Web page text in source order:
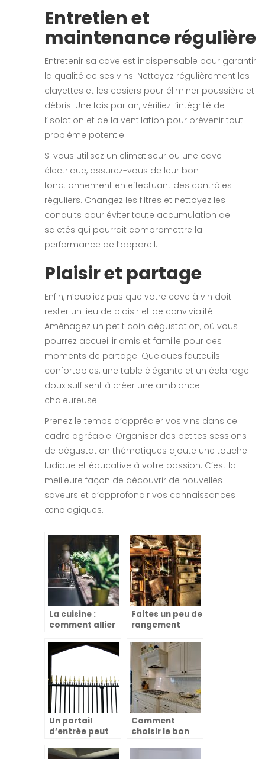
Entretien et
maintenance régulière
Entretenir sa cave est indispensable pour garantir
la qualité de ses vins. Nettoyez régulièrement les
clayettes et les casiers pour éliminer poussière et
débris. Une fois par an, vérifiez l’intégrité de
l’isolation et de la ventilation pour prévenir tout
problème potentiel.
Si vous utilisez un climatiseur ou une cave
électrique, assurez-vous de leur bon
fonctionnement en effectuant des contrôles
réguliers. Changez les filtres et nettoyez les
conduits pour éviter toute accumulation de
saletés qui pourrait compromettre la
performance de l’appareil.
Plaisir et partage
Enfin, n’oubliez pas que votre cave à vin doit
rester un lieu de plaisir et de convivialité.
Aménagez un petit coin dégustation, où vous
pourrez accueillir amis et famille pour des
moments de partage. Quelques fauteuils
confortables, une table élégante et un éclairage
doux suffisent à créer une ambiance
chaleureuse.
Prenez le temps d’apprécier vos vins dans ce
cadre agréable. Organiser des petites sessions
de dégustation thématiques ajoute une touche
ludique et éducative à votre passion. C’est la
meilleure façon de découvrir de nouvelles
saveurs et d’approfondir vos connaissances
œnologiques.
La cuisine :
comment allier
design ?
Faites un peu de
rangement
Garage !
Un portail
d’entrée peut
de la maison
Comment
choisir le bon